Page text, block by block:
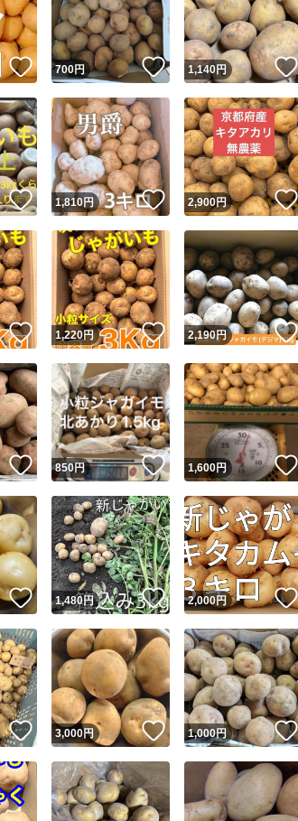
いいね！
700円 いいね！
1,140円
いいね！
1,810円 いいね！
2,900円
いいね！
1,220円 いいね！
2,190円
いいね！
850円 いいね！
1,600円
いいね！
1,480円 いいね！
2,000円
いいね！
3,000円 いいね！
1,000円